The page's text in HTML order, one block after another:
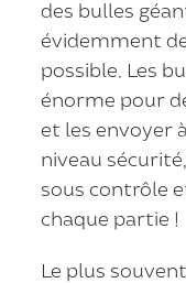
des bulles
évidemment
possible. Les
énorme pour
et les envoyer
niveau
sous contrôle
chaque partie !
Le plus